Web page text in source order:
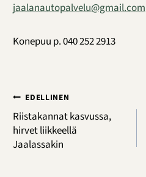
jaalanautopalvelu@gmail.com
Konepuu p. 040 252 2913
Artikkelien
selaus
EDELLINEN
Riistakannat kasvussa,
hirvet liikkeellä
Jaalassakin